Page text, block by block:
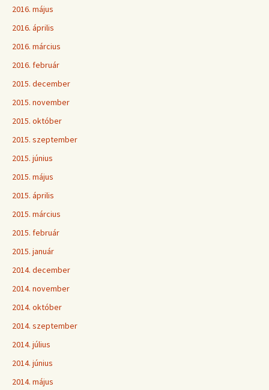
2016. május
2016. április
2016. március
2016. február
2015. december
2015. november
2015. október
2015. szeptember
2015. június
2015. május
2015. április
2015. március
2015. február
2015. január
2014. december
2014. november
2014. október
2014. szeptember
2014. július
2014. június
2014. május